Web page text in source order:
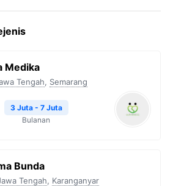
t
A
p
y
i
n
k
Medika
Tengah, Semarang
3 Juta - 7 Juta
Bulanan
Bunda
Tengah, Karanganyar